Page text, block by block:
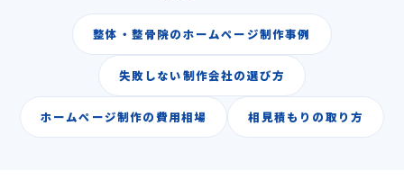
整体・整骨院のホームページ制作事例
失敗しない制作会社の選び方
ホームページ制作の費用相場 相見積もりの取り方